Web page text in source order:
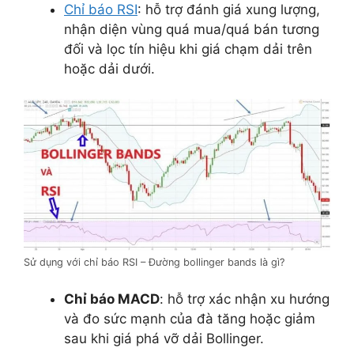
Chỉ báo RSI: hỗ trợ đánh giá xung lượng,
nhận diện vùng quá mua/quá bán tương
đối và lọc tín hiệu khi giá chạm dải trên
hoặc dải dưới.
Sử dụng với chỉ báo RSI – Đường bollinger bands là gì?
Chỉ báo MACD: hỗ trợ xác nhận xu hướng
và đo sức mạnh của đà tăng hoặc giảm
sau khi giá phá vỡ dải Bollinger.